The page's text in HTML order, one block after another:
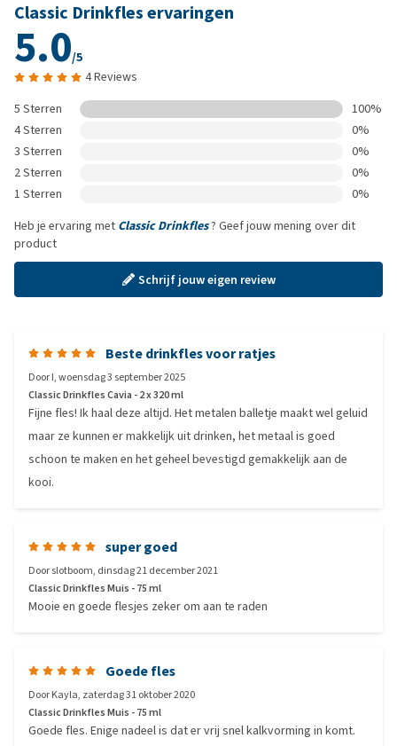
Classic Drinkfles ervaringen
5.0/5
4 Reviews
5 Sterren
100%
4 Sterren
0%
3 Sterren
0%
2 Sterren
0%
1 Sterren
0%
Heb je ervaring met Classic Drinkfles? Geef jouw mening over dit
product
Schrijf jouw eigen review
Beste drinkfles voor ratjes
DoorI,woensdag 3 september 2025
Classic Drinkfles Cavia - 2 x 320 ml
Fijne fles! Ik haal deze altijd. Het metalen balletje maakt wel geluid
maar ze kunnen er makkelijk uit drinken, het metaal is goed
schoon te maken en het geheel bevestigd gemakkelijk aan de
kooi.
super goed
Doorslotboom, dinsdag 21 december 2021
Classic Drinkfles Muis - 75 ml
Mooie en goede flesjes zeker om aan te raden
Goede fles
DoorKayla, zaterdag 31 oktober 2020
Classic Drinkfles Muis - 75 ml
Goede fles. Enige nadeel is dat er vrij snel kalkvorming in komt.